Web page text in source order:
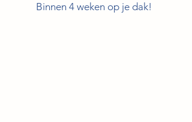
Binnen 4 weken op je dak!